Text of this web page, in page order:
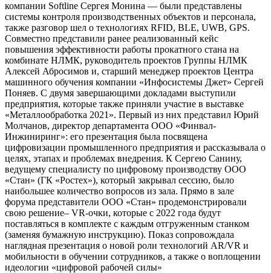
компании Softline Сергея Монина — были представлены
системы контроля производственных объектов и персонала,
также разговор шел о технологиях RFID, BLE, UWB, GPS.
Совместно представили ранее реализованный кейс
повышения эффективности работы прокатного стана на
комбинате НЛМК, руководитель проектов Группы НЛМК
Алексей Абросимов и, старший менеджер проектов Центра
машинного обучения компании «Инфосистемы Джет» Сергей
Поняев. С двумя завершающими докладами выступили
предприятия, которые также приняли участие в выставке
«Металлообработка 2021». Первый из них представил Юрий
Молчанов, директор департамента ООО «Финвал-
Инжиниринг»: его презентация была посвящена
цифровизации промышленного предприятия и рассказывала о
целях, этапах и проблемах внедрения. К Сергею Санину,
ведущему специалисту по цифровому производству ООО
«Стан» (ГК «Ростех»), который закрывал сессию, было
наибольшее количество вопросов из зала. Прямо в зале
форума представители ООО «Стан» продемонстрировали
свою решение– VR-очки, которые с 2022 года будут
поставляться в комплекте с каждым отгруженным станком
(заменяя бумажную инструкцию). Показ сопровождала
наглядная презентация о новой роли технологий AR/VR и
мобильности в обучении сотрудников, а также о воплощении
идеологии «цифровой рабочей силы»